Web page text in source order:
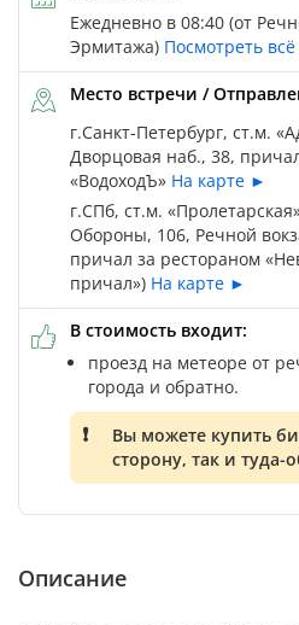
Ежедневно в 08:40 (от
Эрмитажа) Посмотреть
Место встречи /
г.Санкт-Петербург, ст.м.
Дворцовая наб., 38,
«ВодоходЪ» На карте ►
г.СПб, ст.м.
Обороны, 106, Речной
причал за рестораном
причал») На карте ►
В стоимость входит:
проезд на метеоре от
города и обратно.
Вы можете купить
сторону, так и туда-
Описание